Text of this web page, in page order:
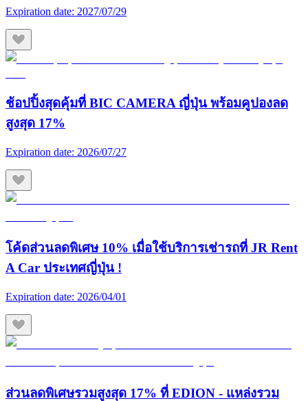
Expiration date: 2027/07/29
ช้อปปิ้งสุดคุ้มที่ BIC CAMERA ญี่ปุ่น พร้อมคูปองลด
สูงสุด 17%
Expiration date: 2026/07/27
โค้ดส่วนลดพิเศษ 10% เมื่อใช้บริการเช่ารถที่ JR Rent
A Car ประเทศญี่ปุ่น !
Expiration date: 2026/04/01
ส่วนลดพิเศษรวมสูงสุด 17% ที่ EDION - แหล่งรวม